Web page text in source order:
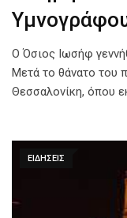
O Όσιος Ιωσήφ
Μετά το θάνατο του
Θεσσαλονίκη, όπου
ΕΙΔΗΣΕΙΣ